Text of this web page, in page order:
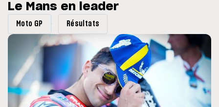
: Horaires et
du GP de Grande-
Zarco évite l'opération et vise
retour en septembre
Le Mans en leader
Moto GP Résultats